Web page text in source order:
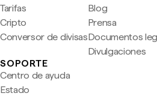
Tarifas
Cripto
Conversor de divisas
Blog
Prensa
Documentos
Divulgaciones
SOPORTE
Centro de ayuda
Estado